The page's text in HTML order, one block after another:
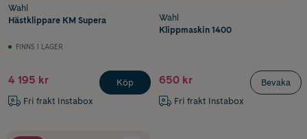
Wahl
Hästklippare KM Supera
FINNS I LAGER
4 195 kr
Fri frakt Instabox
Köp
Wahl
Klippmaskin 1400
650 kr
Fri frakt Instabox
Bevaka